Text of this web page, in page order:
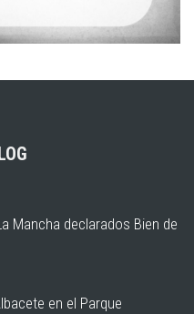
Mancha declarados Bien de
en el Parque